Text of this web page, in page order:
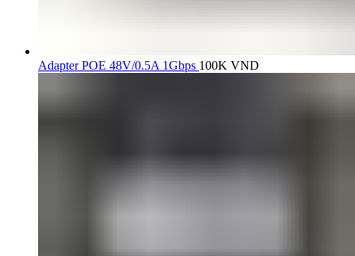
Adapter POE 48V/0.5A 1Gbps 100K VND